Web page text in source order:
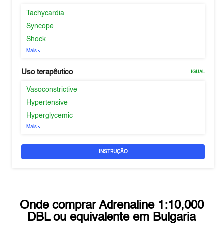
Tachycardia
Syncope
Shock
Mais
Uso terapêutico IGUAL
Vasoconstrictive
Hypertensive
Hyperglycemic
Mais
INSTRUÇÃO
Onde comprar Adrenaline 1:10,000
DBLou equivalente em Bulgaria